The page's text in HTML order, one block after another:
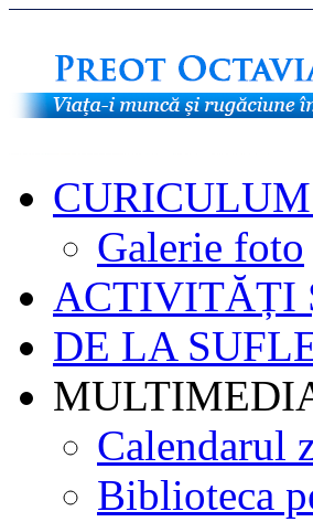
Galerie foto
ACTIVITĂȚI
DE LA
Calendarul
Biblioteca